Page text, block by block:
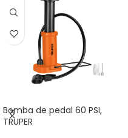
Bomba de pedal 60 PSI,
TRUPER